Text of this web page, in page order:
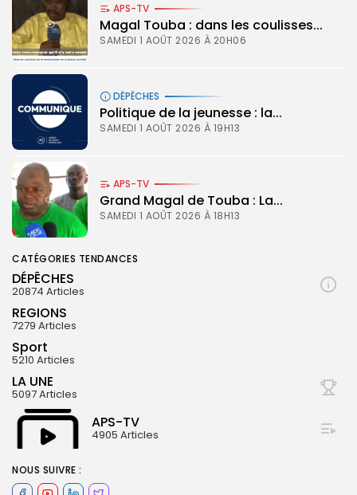
© Copyright 2025, APS
APS-TV
Magal Touba : dans les coulisses...
SAMEDI 1 AOÛT 2026 À 20H06
DÉPÊCHES
Politique de la jeunesse : la...
SAMEDI 1 AOÛT 2026 À 19H13
APS-TV
Grand Magal de Touba : La...
SAMEDI 1 AOÛT 2026 À 18H13
CATÉGORIES TENDANCES
DÉPÊCHES
20874 Articles
REGIONS
7279 Articles
Sport
5210 Articles
LA UNE
5097 Articles
APS-TV
4905 Articles
NOUS SUIVRE :